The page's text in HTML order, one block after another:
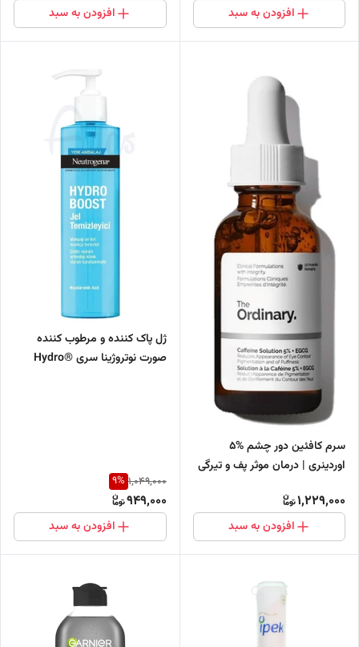
افزودن به سبد افزودن به سبد
سرم کافئین دور چشم %5
اوردینری | درمان موثر پف و تیرگی
1,229,000
افزودن به سبد
ژل پاک کننده و مرطوب کننده
صورت نوتروژینا سری ®Hydro
1,049,000
9%
949,000
افزودن به سبد